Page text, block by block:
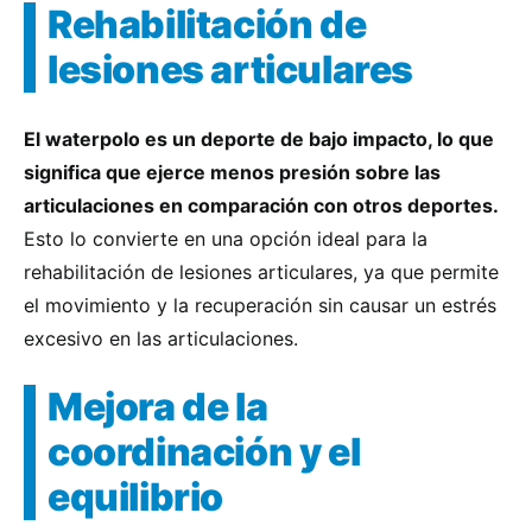
Rehabilitación de
lesiones articulares
El waterpolo es un deporte de bajo impacto, lo que
significa que ejerce menos presión sobre las
articulaciones en comparación con otros deportes.
Esto lo convierte en una opción ideal para la
rehabilitación de lesiones articulares, ya que permite
el movimiento y la recuperación sin causar un estrés
excesivo en las articulaciones.
Mejora de la
coordinación y el
equilibrio